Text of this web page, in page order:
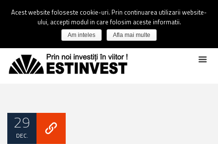
29
DEC.
Acest website foloseste cookie-uri. Prin continuarea utilizarii website-
ului, accepti modul in care folosim aceste informatii.
Am inteles Afla mai multe